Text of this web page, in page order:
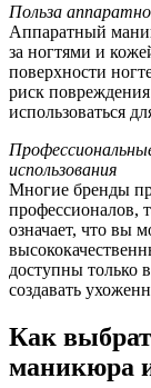
Польза
Аппаратный
за ногтями и
поверхности
риск
использоваться
использования
Многие бренды
профессионалов,
означает, что вы
доступны только
создавать
Как
маникюра